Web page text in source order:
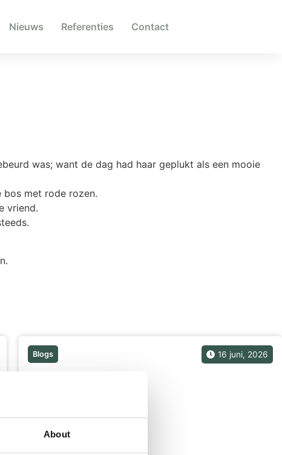
About
Nieuws Referenties Contact
was; want de dag had haar geplukt als een mooie
bos met rode rozen.
vriend.
16 juni, 2026
Blogs